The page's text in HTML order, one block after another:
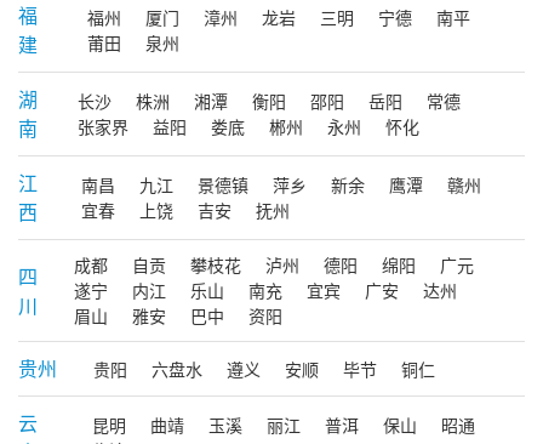
福
建
福州 厦门 漳州 龙岩 三明 宁德
南平
莆田
泉州
湖
南
长沙 株洲 湘潭 衡阳 邵阳 岳阳
常德
张家界
益阳 娄底 郴州 永州 怀化
江
西
南昌 九江 景德镇 萍乡 新余 鹰潭
赣州
宜春
上饶 吉安 抚州
四
川
成都 自贡 攀枝花 泸州 德阳 绵阳
广元
遂宁
内江 乐山 南充 宜宾 广安
达州
眉山
雅安 巴中 资阳
贵州 贵阳 六盘水 遵义 安顺 毕节 铜仁
云
昆明 曲靖 玉溪 丽江 普洱 保山
昭通